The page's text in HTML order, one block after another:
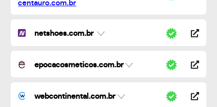
netshoes.com.br
epocacosmeticos.com.br
webcontinental.com.br